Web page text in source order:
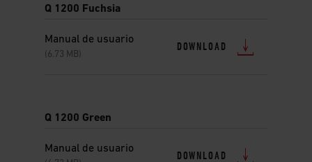
Q 1200 Fuchsia
Manual de usuario
(6.73 MB)
DOWNLOAD
Q 1200 Green
Manual de usuario
DOWNLOAD